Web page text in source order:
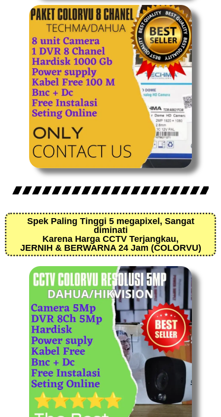
Spek Paling Tinggi 5 megapixel, Sangat
diminati
Karena Harga CCTV Terjangkau,
JERNIH & BERWARNA 24 Jam (COLORVU)